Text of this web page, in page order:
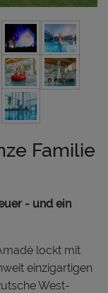
Familie
- und ein
lockt mit
einzigartigen
West-